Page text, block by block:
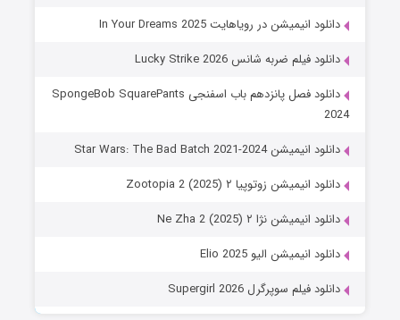
دانلود انیمیشن در رویاهایت In Your Dreams 2025
دانلود فیلم ضربه شانس Lucky Strike 2026
دانلود فصل پانزدهم باب اسفنجی SpongeBob SquarePants
2024
دانلود انیمیشن Star Wars: The Bad Batch 2021-2024
دانلود انیمیشن زوتوپیا ۲ Zootopia 2 (2025)
دانلود انیمیشن نژا ۲ Ne Zha 2 (2025)
دانلود انیمیشن الیو Elio 2025
دانلود فیلم سوپرگرل Supergirl 2026